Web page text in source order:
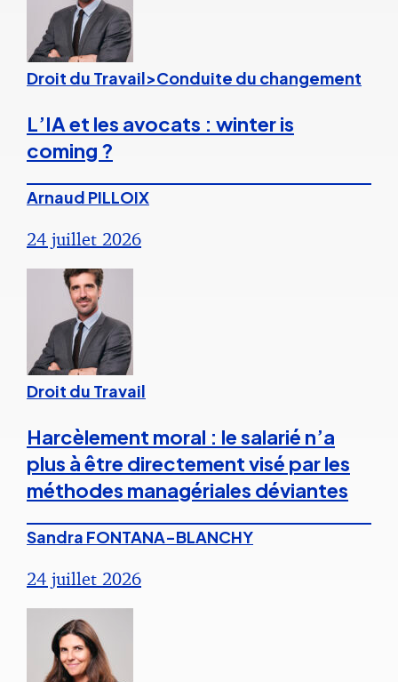
Droit du Travail>Conduite du changement
L’IA et les avocats : winter is
coming ?
Arnaud PILLOIX
24 juillet 2026
Droit du Travail
Harcèlement moral : le salarié n’a
plus à être directement visé par les
méthodes managériales déviantes
Sandra FONTANA-BLANCHY
24 juillet 2026